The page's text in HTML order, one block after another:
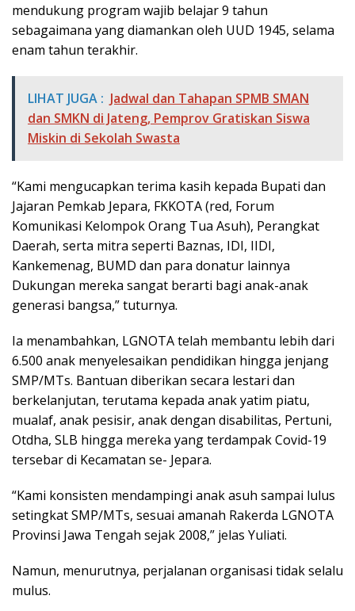
mendukung program wajib belajar 9 tahun
sebagaimana yang diamankan oleh UUD 1945, selama
enam tahun terakhir.
LIHAT JUGA : Jadwal dan Tahapan SPMB SMAN
dan SMKN di Jateng, Pemprov Gratiskan Siswa
Miskin di Sekolah Swasta
“Kami mengucapkan terima kasih kepada Bupati dan
Jajaran Pemkab Jepara, FKKOTA (red, Forum
Komunikasi Kelompok Orang Tua Asuh), Perangkat
Daerah, serta mitra seperti Baznas, IDI, IIDI,
Kankemenag, BUMD dan para donatur lainnya
Dukungan mereka sangat berarti bagi anak-anak
generasi bangsa,” tuturnya.
Ia menambahkan, LGNOTA telah membantu lebih dari
6.500 anak menyelesaikan pendidikan hingga jenjang
SMP/MTs. Bantuan diberikan secara lestari dan
berkelanjutan, terutama kepada anak yatim piatu,
mualaf, anak pesisir, anak dengan disabilitas, Pertuni,
Otdha, SLB hingga mereka yang terdampak Covid-19
tersebar di Kecamatan se- Jepara.
“Kami konsisten mendampingi anak asuh sampai lulus
setingkat SMP/MTs, sesuai amanah Rakerda LGNOTA
Provinsi Jawa Tengah sejak 2008,” jelas Yuliati.
Namun, menurutnya, perjalanan organisasi tidak selalu
mulus.